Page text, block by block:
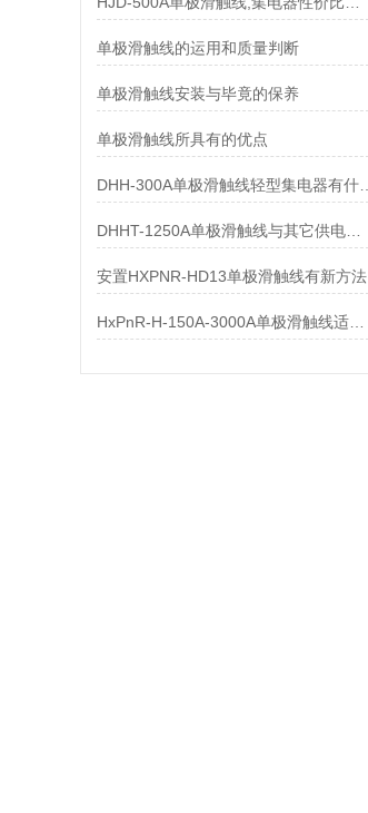
单极滑触线的运用和质量判断
单极滑触线安装与毕竟的保养
单极滑触线所具有的优点
DHH-300A单极滑触线轻型集电器有什么样的要求
DHHT-1250A单极滑触线与其它供电系统的比较
安置HXPNR-HD13单极滑触线有新方法
HxPnR-H-150A-3000A单极滑触线适用条件都有哪些